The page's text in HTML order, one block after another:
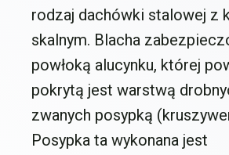
rodzaj dachówki stalowej z
skalnym. Blacha
powłoką alucynku, której
pokrytą jest warstwą
zwanych posypką
Posypka ta wykonana jest